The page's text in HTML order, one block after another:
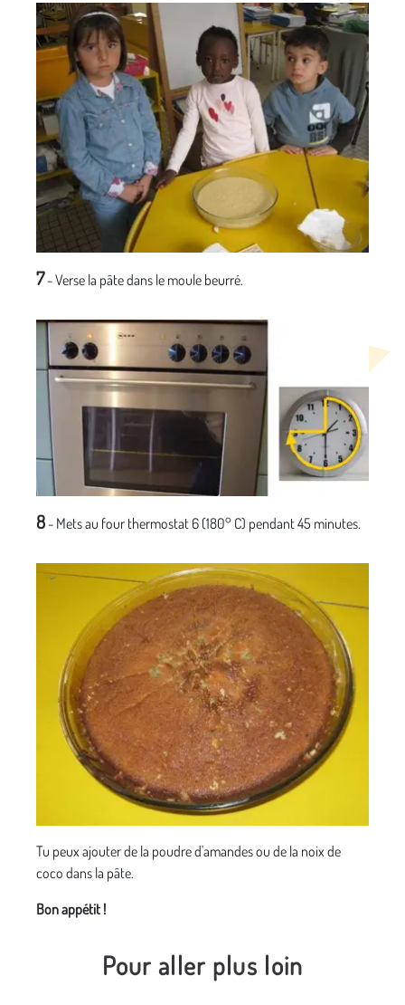
7- Verse la pâte dans le moule beurré.
8- Mets au four thermostat 6 (180° C) pendant 45 minutes.
Tu peux ajouter de la poudre d'amandes ou de la noix de
coco dans la pâte.
Bon appétit !
Pour aller plus loin